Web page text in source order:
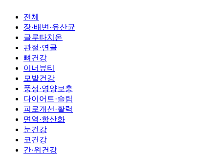
전체
장·배변·유산균
글루타치온
관절·연골
뼈건강
이너뷰티
모발건강
풍성·영양보충
다이어트·슬림
피로개선·활력
면역·항산화
눈건강
코건강
간·위건강